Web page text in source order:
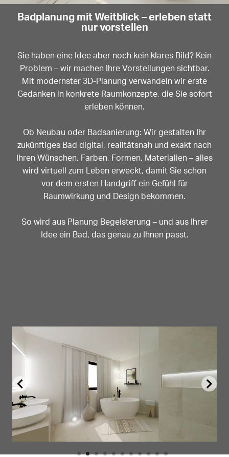
Badplanung mit Weitblick – erleben statt
nur vorstellen
Sie haben eine Idee aber noch kein klares Bild? Kein
Problem – wir machen Ihre Vorstellungen sichtbar.
Mit modernster 3D-Planung verwandeln wir erste
Gedanken in konkrete Raumkonzepte, die Sie sofort
erleben können.
Ob Neubau oder Badsanierung: Wir gestalten Ihr
zukünftiges Bad digital, realitätsnah und exakt nach
Ihren Wünschen. Farben, Formen, Materialien – alles
wird virtuell zum Leben erweckt, damit Sie schon
vor dem ersten Handgriff ein Gefühl für
Raumwirkung und Design bekommen.
So wird aus Planung Begeisterung – und aus Ihrer
Idee ein Bad, das genau zu Ihnen passt.